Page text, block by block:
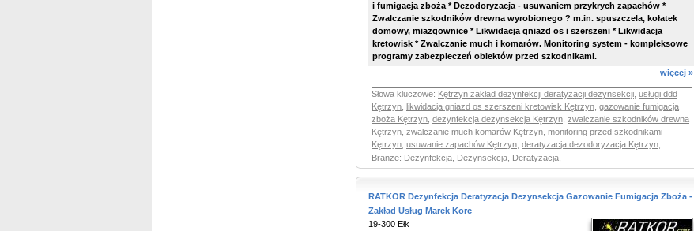
i fumigacja zboża * Dezodoryzacja - usuwaniem przykrych zapachów *
Zwalczanie szkodników drewna wyrobionego ? m.in. spuszczela, kołatek
domowy, miazgownice * Likwidacja gniazd os i szerszeni * Likwidacja
kretowisk * Zwalczanie much i komarów. Monitoring system - kompleksowe
programy zabezpieczeń obiektów przed szkodnikami.
więcej »
Słowa kluczowe: Kętrzyn zakład dezynfekcji deratyzacji dezynsekcji usługi ddd
Kętrzyn likwidacja gniazd os szerszeni kretowisk Kętrzyn gazowanie fumigacja
zboża Kętrzyn dezynfekcja dezynsekcja Kętrzyn zwalczanie szkodników drewna
Kętrzyn zwalczanie much komarów Kętrzyn monitoring przed szkodnikami
Kętrzyn usuwanie zapachów Kętrzyn deratyzacja dezodoryzacja Kętrzyn
Branże: Dezynfekcja, Dezynsekcja, Deratyzacja
RATKOR Dezynfekcja Deratyzacja Dezynsekcja Gazowanie Fumigacja Zboża -
Zakład Usług Marek Korc
19-300 Ełk